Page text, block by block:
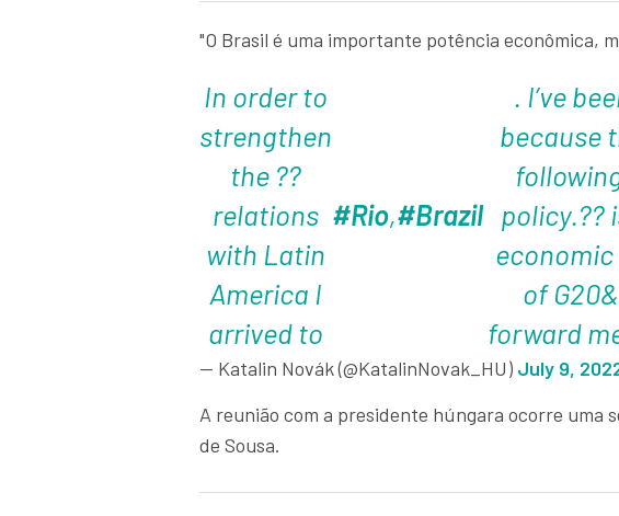
"O Brasil é uma importante potência econômica,
In order to
strengthen
the ??
relations
with Latin
America I
arrived to
#Rio,#Brazil
. I’ve
because
policy.??
of
forward
— Katalin Novák (@KatalinNovak_HU) July 9,
A reunião com a presidente húngara ocorre uma
de Sousa.